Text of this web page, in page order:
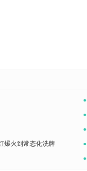
•
•
•
爆火到常态化洗牌
•
•